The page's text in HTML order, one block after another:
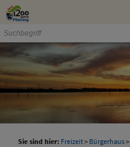
Zum Inhalt
Sie sind hier: Freizeit> Bürgerhaus>
schließen